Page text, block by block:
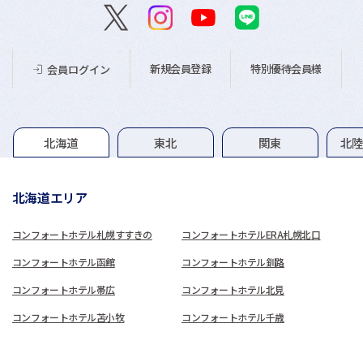
会員ログイン 新規会員登録 特別優待会員様
グループホテル一覧
北海道 東北 関東 北
北海道エリア
コンフォートホテル札幌すすきの コンフォートホテルERA札幌北口
コンフォートホテル函館 コンフォートホテル釧路
コンフォートホテル帯広 コンフォートホテル北見
コンフォートホテル苫小牧 コンフォートホテル千歳